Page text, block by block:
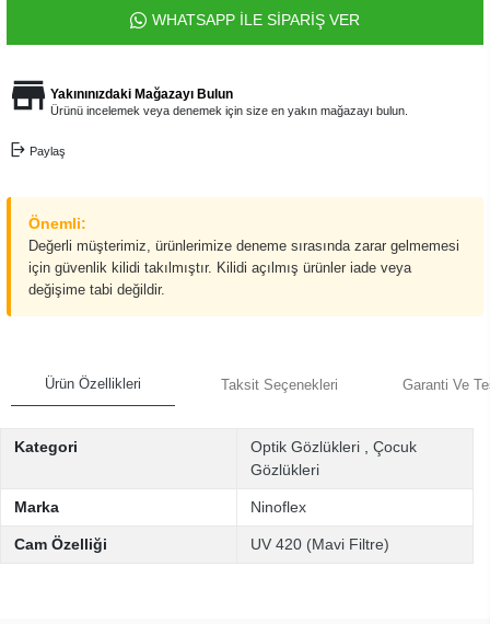
WHATSAPP İLE SİPARİŞ VER
Yakınınızdaki Mağazayı Bulun
Ürünü incelemek veya denemek için size en yakın mağazayı bulun.
Paylaş
Önemli:
Değerli müşterimiz, ürünlerimize deneme sırasında zarar gelmemesi
için güvenlik kilidi takılmıştır. Kilidi açılmış ürünler iade veya
değişime tabi değildir.
Ürün Özellikleri Taksit Seçenekleri Garanti Ve
Kategori Optik Gözlükleri
Çocuk
Gözlükleri
Marka Ninoflex
Cam Özelliği UV 420 (Mavi Filtre)